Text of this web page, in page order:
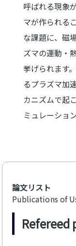
呼ばれる現象
マが作られる
な課題に、磁
ズマの運動・
挙げられます
るプラズマ加
カニズムで起
ミュレーショ
論文リスト
Publications of
Refereed